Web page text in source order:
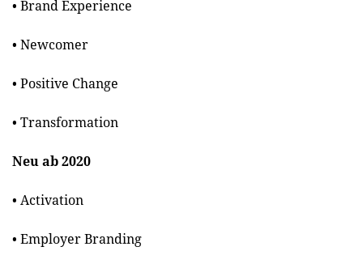
• Brand Experience
• Newcomer
• Positive Change
• Transformation
Neu ab 2020
• Activation
• Employer Branding